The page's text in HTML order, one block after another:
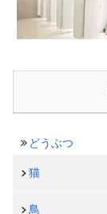
どうぶつ
猫
鳥